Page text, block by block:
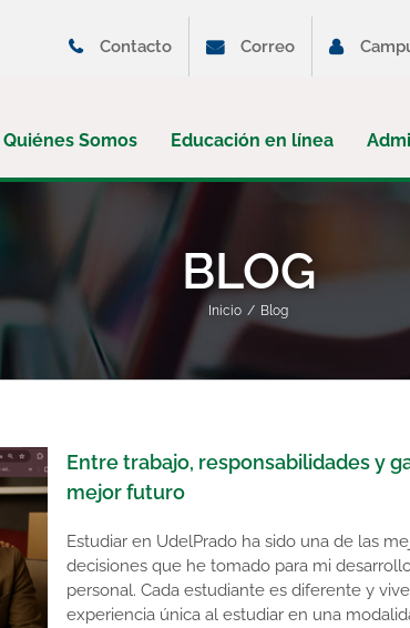
Contacto Correo
Quiénes Somos Educación en línea
BLOG
Inicio Blog
Entre trabajo, responsabilidades y
mejor futuro
Estudiar en UdelPrado ha sido una de las
decisiones que he tomado para mi
personal. Cada estudiante es diferente y
experiencia única al estudiar en una